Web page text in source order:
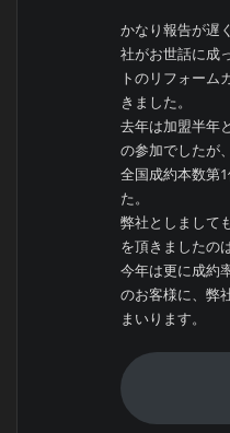
かなり報告が遅
社がお世話に成
トのリフォーム
きました。
去年は加盟半年
の参加でしたが
全国成約本数第
た。
弊社としまして
を頂きましたの
今年は更に成約
のお客様に、弊
まいります。